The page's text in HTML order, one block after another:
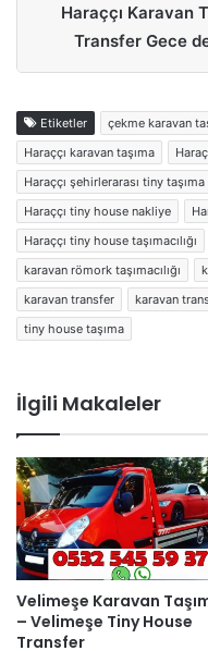
Haraççı Karavan
Transfer Gece
Etiketler çekme karavan
Haraççı karavan taşıma
Haraççı şehirlerarası tiny taşıma
Haraççı tiny house nakliye
Haraççı tiny house taşımacılığı
karavan römork taşımacılığı
karavan transfer
karavan
tiny house taşıma
İlgili Makaleler
Velimeşe Karavan
– Velimeşe Tiny House
Transfer